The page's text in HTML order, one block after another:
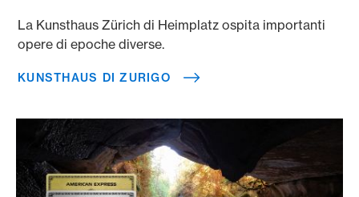
La Kunsthaus Zürich di Heimplatz ospita importanti
opere di epoche diverse.
KUNSTHAUS DI ZURIGO